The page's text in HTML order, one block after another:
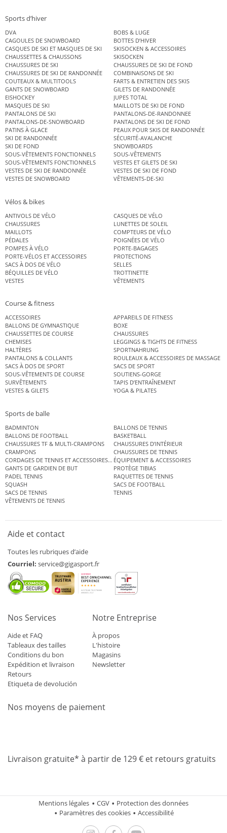
Sports d’hiver
DVA
BOBS & LUGE
CAGOULES DE SNOWBOARD
BOTTES D’HIVER
CASQUES DE SKI ET MASQUES DE SKI
SKISOCKEN & ACCESSOIRES
CHAUSSETTES & CHAUSSONS
SKISOCKEN
CHAUSSURES DE SKI
CHAUSSURES DE SKI DE FOND
CHAUSSURES DE SKI DE RANDONNÉE
COMBINAISONS DE SKI
COUTEAUX & MULTITOOLS
FARTS & ENTRETIEN DES SKIS
GANTS DE SNOWBOARD
GILETS DE RANDONNÉE
EISHOCKEY
JUPES TOTAL
MASQUES DE SKI
MAILLOTS DE SKI DE FOND
PANTALONS DE SKI
PANTALONS-DE-RANDONNEE
PANTALONS-DE-SNOWBOARD
PANTALONS DE SKI DE FOND
PATINS À GLACE
PEAUX POUR SKIS DE RANDONNÉE
SKI DE RANDONNÉE
SÉCURITÉ-AVALANCHE
SKI DE FOND
SNOWBOARDS
SOUS-VÊTEMENTS FONCTIONNELS
SOUS-VÊTEMENTS
SOUS-VÊTEMENTS FONCTIONNELS
VESTES ET GILETS DE SKI
VESTES DE SKI DE RANDONNÉE
VESTES DE SKI DE FOND
VESTES DE SNOWBOARD
VÊTEMENTS-DE-SKI
Vélos & bikes
ANTIVOLS DE VÉLO
CASQUES DE VÉLO
CHAUSSURES
LUNETTES DE SOLEIL
MAILLOTS
COMPTEURS DE VÉLO
PÉDALES
POIGNÉES DE VÉLO
POMPES À VÉLO
PORTE-BAGAGES
PORTE-VÉLOS ET ACCESSOIRES
PROTECTIONS
SACS À DOS DE VÉLO
SELLES
BÉQUILLES DE VÉLO
TROTTINETTE
VESTES
VÊTEMENTS
Course & fitness
ACCESSOIRES
APPAREILS DE FITNESS
BALLONS DE GYMNASTIQUE
BOXE
CHAUSSETTES DE COURSE
CHAUSSURES
CHEMISES
LEGGINGS & TIGHTS DE FITNESS
HALTÈRES
SPORTNAHRUNG
PANTALONS & COLLANTS
ROULEAUX & ACCESSOIRES DE MASSAGE
SACS À DOS DE SPORT
SACS DE SPORT
SOUS-VÊTEMENTS DE COURSE
SOUTIENS-GORGE
SURVÊTEMENTS
TAPIS D’ENTRAÎNEMENT
VESTES & GILETS
YOGA & PILATES
Sports de balle
BADMINTON
BALLONS DE TENNIS
BALLONS DE FOOTBALL
BASKETBALL
CHAUSSURES TF & MULTI-CRAMPONS
CHAUSSURES D’INTÉRIEUR
CRAMPONS
CHAUSSURES DE TENNIS
CORDAGES DE TENNIS ET ACCESSOIRES DE TENNISÉQUIPEMENT & ACCESSOIRES
GANTS DE GARDIEN DE BUT
PROTÈGE TIBIAS
PADEL TENNIS
RAQUETTES DE TENNIS
SQUASH
SACS DE FOOTBALL
SACS DE TENNIS
TENNIS
VÊTEMENTS DE TENNIS
Aide et contact
Toutes les rubriques d’aide
Courriel: service@gigasport.fr
Nos Services
Aide et FAQ
Tableaux des tailles
Conditions du bon
Expédition et livraison
Retours
Etiqueta de devolución
Notre Entreprise
À propos
L'histoire
Magasins
Newsletter
Nos moyens de paiement
Livraison gratuite* à partir de 129 € et retours gratuits
Mentions légales CGV
Protection des données
Paramètres des cookies
Accessibilité